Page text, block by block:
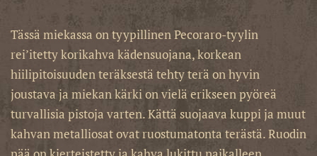
Tässä miekassa on tyypillinen Pecoraro-tyylin
rei’itetty korikahva kädensuojana, korkean
hiilipitoisuuden teräksestä tehty terä on hyvin
joustava ja miekan kärki on vielä erikseen pyöreä
turvallisia pistoja varten. Kättä suojaava kuppi ja muut
kahvan metalliosat ovat ruostumatonta terästä. Ruodin